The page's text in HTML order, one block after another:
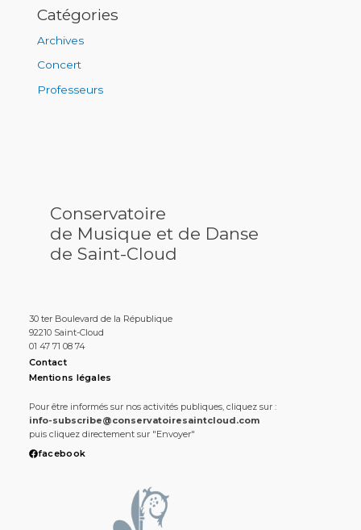
Catégories
Archives
Concert
Professeurs
Conservatoire
de Musique et de Danse
de Saint-Cloud
30 ter Boulevard de la République
92210 Saint-Cloud
01 47 71 08 74
Contact
Mentions légales
Pour être informés sur nos activités publiques, cliquez sur :
info-subscribe@conservatoiresaintcloud.com
puis cliquez directement sur "Envoyer"
facebook